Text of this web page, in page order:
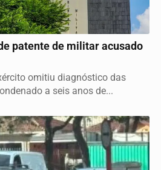
patente de militar acusado
omitiu diagnóstico das
a seis anos de...